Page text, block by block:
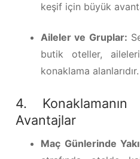
keşif için büyük
Aileler ve Gruplar:
butik oteller,
konaklama alanlarıdır.
4. Konaklamanın
Avantajlar
Maç Günlerinde